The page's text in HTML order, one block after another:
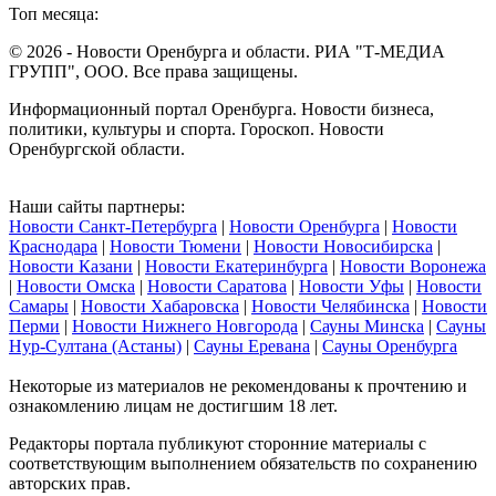
Топ месяца:
© 2026 - Новости Оренбурга и области. РИА "Т-МЕДИА
ГРУПП", ООО. Все права защищены.
Информационный портал Оренбурга. Новости бизнеса,
политики, культуры и спорта. Гороскоп. Новости
Оренбургской области.
Наши сайты партнеры:
Новости Санкт-Петербурга | Новости Оренбурга | Новости
Краснодара | Новости Тюмени | Новости Новосибирска |
Новости Казани | Новости Екатеринбурга | Новости Воронежа
| Новости Омска | Новости Саратова | Новости Уфы | Новости
Самары | Новости Хабаровска | Новости Челябинска | Новости
Перми | Новости Нижнего Новгорода | Сауны Минска | Сауны
Нур-Султана (Астаны) | Сауны Еревана | Сауны Оренбурга
Некоторые из материалов не рекомендованы к прочтению и
ознакомлению лицам не достигшим 18 лет.
Редакторы портала публикуют сторонние материалы с
соответствующим выполнением обязательств по сохранению
авторских прав.